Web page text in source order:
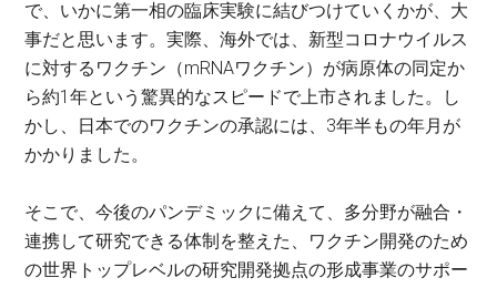
で、いかに第一相の臨床実験に結びつけていくかが、大
事だと思います。実際、海外では、新型コロナウイルス
に対するワクチン（mRNAワクチン）が病原体の同定か
ら約1年という驚異的なスピードで上市されました。し
かし、日本でのワクチンの承認には、3年半もの年月が
かかりました。
そこで、今後のパンデミックに備えて、多分野が融合・
連携して研究できる体制を整えた、ワクチン開発のため
の世界トップレベルの研究開発拠点の形成事業のサポー